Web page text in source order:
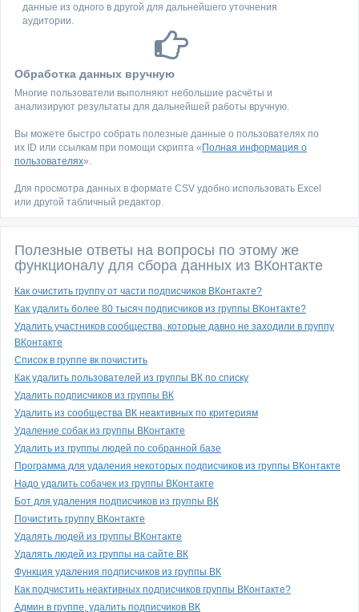
данные из одного в другой для дальнейшего уточнения
аудитории.
Обработка данных вручную
Многие пользователи выполняют небольшие расчёты и
анализируют результаты для дальнейшей работы вручную.
Вы можете быстро собрать полезные данные о пользователях по
их ID или ссылкам при помощи скрипта « Полная информация о
пользователях».
Для просмотра данных в формате CSV удобно использовать Excel
или другой табличный редактор.
Полезные ответы на вопросы по этому же
функционалу для сбора данных из ВКонтакте
Как очистить группу от части подписчиков ВКонтакте?
Как удалить более 80 тысяч подписчиков из группы ВКонтакте?
Удалить участников сообщества, которые давно не заходили в группу
ВКонтакте
Список в группе вк почистить
Как удалить пользователей из группы ВК по списку
Удалить подписчиков из группы ВК
Удалить из сообщества ВК неактивных по критериям
Удаление собак из группы ВКонтакте
Удалить из группы людей по собранной базе
Программа для удаления некоторых подписчиков из группы ВКонтакте
Надо удалить собачек из группы ВКонтакте
Бот для удаления подписчиков из группы ВК
Почистить группу ВКонтакте
Удалять людей из группы ВКонтакте
Удалять людей из группы на сайте ВК
Функция удаления подписчиков из группы ВК
Как подчистить неактивных подписчиков группы ВКонтакте?
Админ в группе, удалить подписчиков ВК